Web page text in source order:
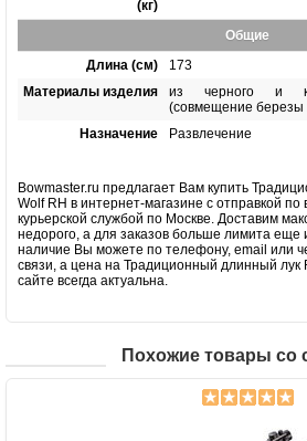
(кг)
Общие
Длина (см)
173
Материалы изделия
из черного и
(совмещение березы
Назначение
Развлечение
Bowmaster.ru предлагает Вам купить
Wolf RH в интернет-магазине с отправкой по
курьерской службой по Москве. Доставим
недорого, а для заказов больше лимита еще
наличие Вы можете по телефону, email или
связи, а цена на Традиционный длинный лук
сайте всегда актуальна.
Похожие товары со